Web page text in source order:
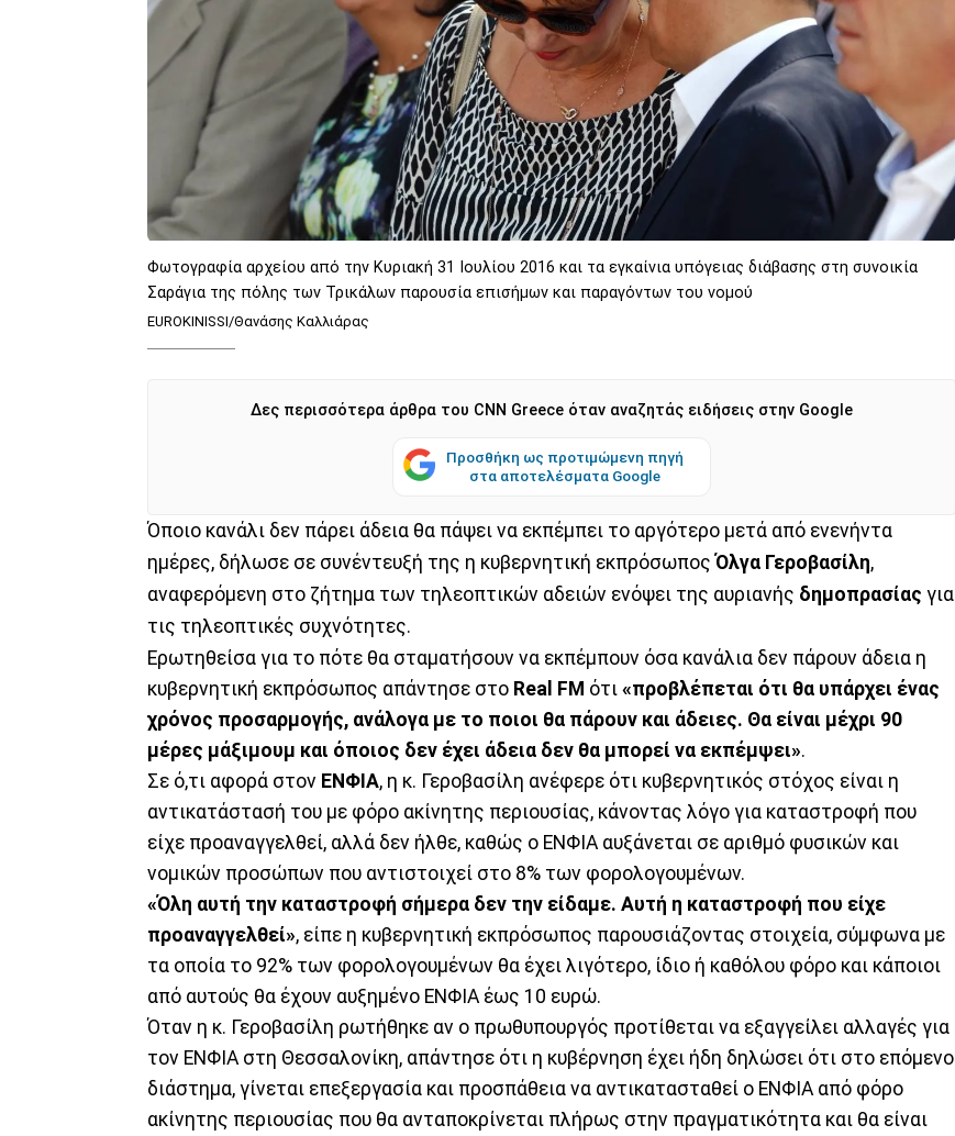
Φωτογραφία αρχείου από την Κυριακή 31 Ιουλίου 2016 και τα εγκαίνια υπόγειας διάβασης στη συνοικία
Σαράγια της πόλης των Τρικάλων παρουσία επισήμων και παραγόντων του νομού
EUROKINISSI/Θανάσης Καλλιάρας
Δες περισσότερα άρθρα του CNN Greece όταν αναζητάς ειδήσεις στην Google
Προσθήκη ως προτιμώμενη πηγή
στα αποτελέσματα Google
Όποιο κανάλι δεν πάρει άδεια θα πάψει να εκπέμπει το αργότερο μετά από ενενήντα
ημέρες, δήλωσε σε συνέντευξή της η κυβερνητική εκπρόσωποςΌλγα Γεροβασίλη,
αναφερόμενη στο ζήτημα των τηλεοπτικών αδειών ενόψει της αυριανής δημοπρασίας για
τις τηλεοπτικές συχνότητες.
Eρωτηθείσα για το πότε θα σταματήσουν να εκπέμπουν όσα κανάλια δεν πάρουν άδεια η
κυβερνητική εκπρόσωπος απάντησε στο Real FM ότι «προβλέπεται ότι θα υπάρχει ένας
χρόνος προσαρμογής, ανάλογα με το ποιοι θα πάρουν και άδειες. Θα είναι μέχρι 90
μέρες μάξιμουμ και όποιος δεν έχει άδεια δεν θα μπορεί να εκπέμψει».
Σε ό,τι αφορά στον ΕΝΦΙΑ, η κ. Γεροβασίλη ανέφερε ότι κυβερνητικός στόχος είναι η
αντικατάστασή του με φόρο ακίνητης περιουσίας, κάνοντας λόγο για καταστροφή που
είχε προαναγγελθεί, αλλά δεν ήλθε, καθώς ο ΕΝΦΙΑ αυξάνεται σε αριθμό φυσικών και
νομικών προσώπων που αντιστοιχεί στο 8% των φορολογουμένων.
«Όλη αυτή την καταστροφή σήμερα δεν την είδαμε. Αυτή η καταστροφή που είχε
προαναγγελθεί», είπε η κυβερνητική εκπρόσωπος παρουσιάζοντας στοιχεία, σύμφωνα με
τα οποία το 92% των φορολογουμένων θα έχει λιγότερο, ίδιο ή καθόλου φόρο και κάποιοι
από αυτούς θα έχουν αυξημένο ΕΝΦΙΑ έως 10 ευρώ.
Όταν η κ. Γεροβασίλη ρωτήθηκε αν ο πρωθυπουργός προτίθεται να εξαγγείλει αλλαγές για
τον ΕΝΦΙΑ στη Θεσσαλονίκη, απάντησε ότι η κυβέρνηση έχει ήδη δηλώσει ότι στο επόμενο
διάστημα, γίνεται επεξεργασία και προσπάθεια να αντικατασταθεί ο ΕΝΦΙΑ από φόρο
ακίνητης περιουσίας που θα ανταποκρίνεται πλήρως στην πραγματικότητα και θα είναι